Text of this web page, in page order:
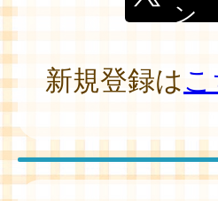
ン
新規登録は